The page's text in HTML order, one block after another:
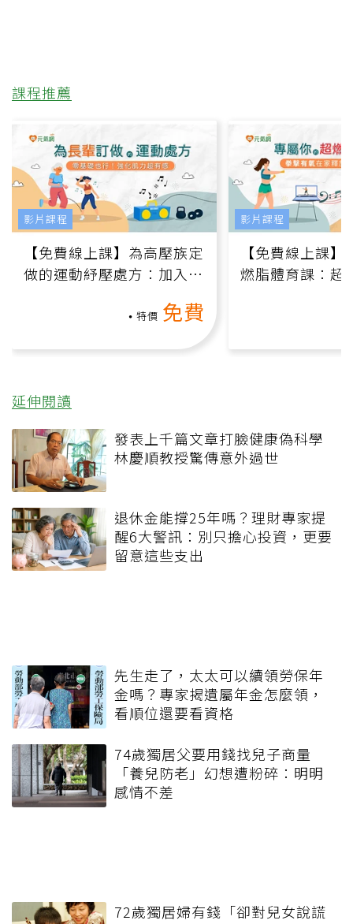
課程推薦
【免費線上課】為高壓族定
做的運動紓壓處方：加入行
特價 免費
影片課程
【免費線上課
燃脂體育課：超
影片課程
延伸閱讀
發表上千篇文章打臉健康偽科學
林慶順教授驚傳意外過世
退休金能撐25年嗎？理財專家提
醒6大警訊：別只擔心投資，更要
留意這些支出
先生走了，太太可以續領勞保年
金嗎？專家揭遺屬年金怎麼領，
看順位還要看資格
74歲獨居父要用錢找兒子商量
「養兒防老」幻想遭粉碎：明明
感情不差
72歲獨居婦有錢「卻對兒女說謊